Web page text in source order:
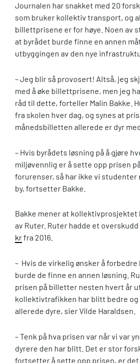
Journalen har snakket med 20
som bruker kollektiv transport, og
billettprisene er for høye. Noen av
at byrådet burde finne en annen
utbyggingen av den nye
– Jeg blir så provosert! Altså, jeg
med å øke billettprisene, men jeg
råd til dette, forteller Malin Bakke.
fra skolen hver dag, og synes at
månedsbilletten allerede er dyr
– Hvis byrådets løsning på å gjøre
miljøvennlig er å sette opp prisen
forurenser, så har ikke vi studenter
by, fortsetter Bakke.
Bakke mener at
av Ruter. Ruter hadde et overskudd
krfra 2016.
– Hvis de virkelig ønsker å
burde de finne en annen løsning.
prisen på billetter nesten hvert år
kollektivtrafikken har blitt bedre
allerede dyre, sier Vilde Haraldsen.
– Tenk på hva prisen var når vi var
dyrere den har blitt. Det er stor
fortsetter å sette opp prisen, er